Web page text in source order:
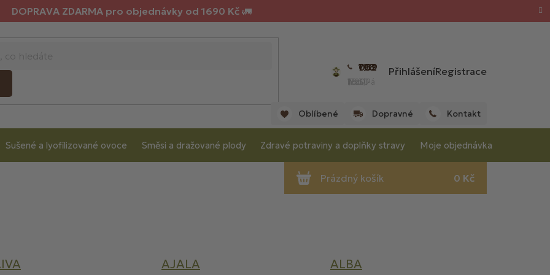
DOPRAVA ZDARMA pro objednávky od 1690 Kč 🚛
702 059 198
(Po - Pá 7:00 - 15:30 hod.)
PřihlášeníRegistrace
Oblíbené Dopravné Kontakt
Sušené a lyofilizované ovoce Směsi a dražované plody Zdravé potraviny a doplňky stravy Moje objednávka
AJALA
ALBA